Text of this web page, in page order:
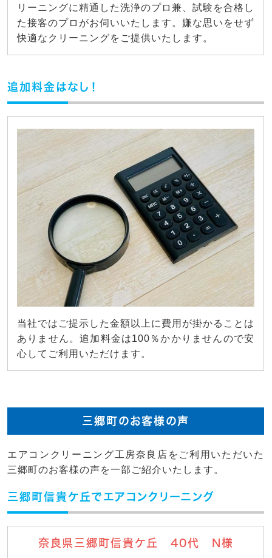
リーニングに精通した洗浄のプロ兼、試験を合格し
た接客のプロがお伺いいたします。嫌な思いをせず
快適なクリーニングをご提供いたします。
追加料金はなし！
当社ではご提示した金額以上に費用が掛かることは
ありません。追加料金は100％かかりませんので安
心してご利用いただけます。
三郷町のお客様の声
エアコンクリーニング工房奈良店をご利用いただいた
三郷町のお客様の声を一部ご紹介いたします。
三郷町信貴ケ丘でエアコンクリーニング
奈良県三郷町信貴ケ丘 40代 N様